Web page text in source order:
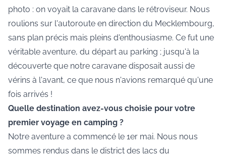
photo : on voyait la caravane dans le rétroviseur. Nous
roulions sur l'autoroute en direction du Mecklembourg,
sans plan précis mais pleins d'enthousiasme. Ce fut une
véritable aventure, du départ au parking ; jusqu'à la
découverte que notre caravane disposait aussi de
vérins à l'avant, ce que nous n'avions remarqué qu'une
fois arrivés !
Quelle destination avez-vous choisie pour votre
premier voyage en camping ?
Notre aventure a commencé le 1er mai. Nous nous
sommes rendus dans le district des lacs du